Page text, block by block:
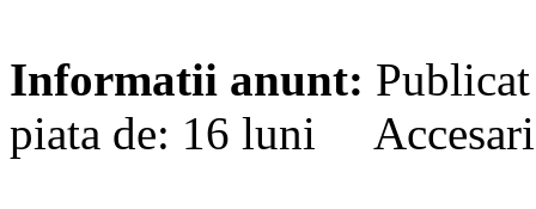
Informatii anunt:
piata de: 16 luni